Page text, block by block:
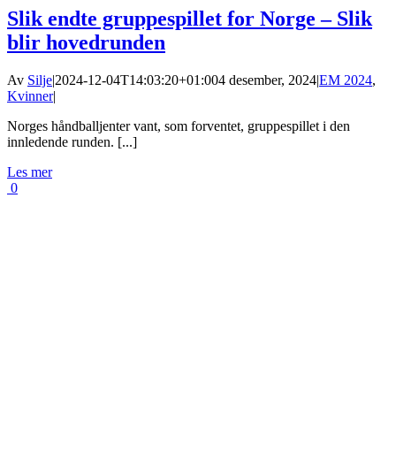
Slik endte gruppespillet for Norge – Slik
blir hovedrunden
Av Silje|2024-12-04T14:03:20+01:004 desember, 2024|EM 2024,
Kvinner|
Norges håndballjenter vant, som forventet, gruppespillet i den
innledende runden. [...]
Les mer
0